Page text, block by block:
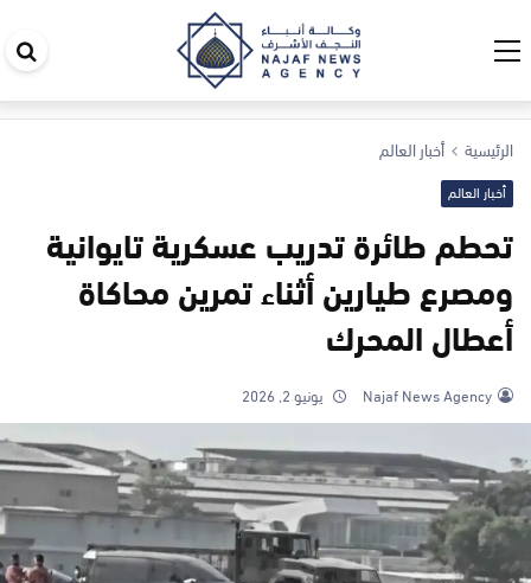
الرئيسية أخبار العالم
أخبار العالم
تحطم طائرة تدريب عسكرية تايوانية
ومصرع طيارين أثناء تمرين محاكاة
أعطال المحرك
Najaf News Agency يونيو 2, 2026